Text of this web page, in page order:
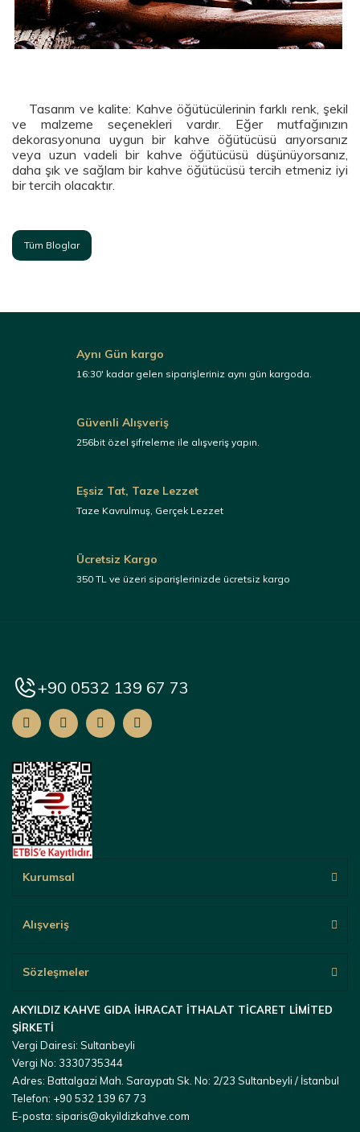
Tasarım ve kalite: Kahve öğütücülerinin farklı renk, şekil
ve malzeme seçenekleri vardır. Eğer mutfağınızın
dekorasyonuna uygun bir kahve öğütücüsü arıyorsanız
veya uzun vadeli bir kahve öğütücüsü düşünüyorsanız,
daha şık ve sağlam bir kahve öğütücüsü tercih etmeniz iyi
bir tercih olacaktır.
Tüm Bloglar
Aynı Gün kargo
16:30' kadar gelen siparişleriniz aynı gün kargoda.
Güvenli Alışveriş
256bit özel şifreleme ile alışveriş yapın.
Eşsiz Tat, Taze Lezzet
Taze Kavrulmuş, Gerçek Lezzet
Ücretsiz Kargo
350 TL ve üzeri siparişlerinizde ücretsiz kargo
+90 0532 139 67 73
Kurumsal
Alışveriş
Sözleşmeler
AKYILDIZ KAHVE GIDA İHRACAT İTHALAT TİCARET LİMİTED
ŞİRKETİ
Vergi Dairesi: Sultanbeyli
Vergi No: 3330735344
Adres: Battalgazi Mah. Saraypatı Sk. No: 2/23 Sultanbeyli / İstanbul
Telefon: +90 532 139 67 73
E-posta: siparis@akyildizkahve.com